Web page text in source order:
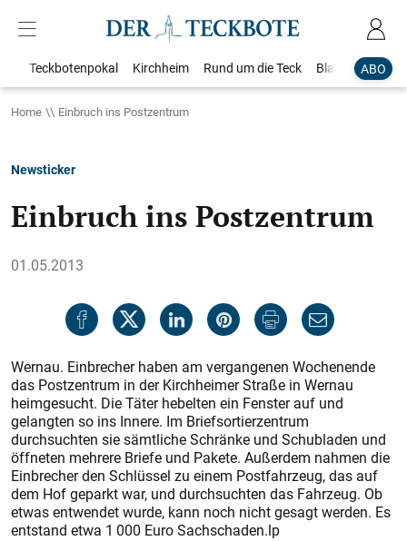
ABO
Teckbotenpokal Kirchheim Rund um die Teck Blaulicht
Home Einbruch ins Postzentrum
Newsticker
Einbruch ins Postzentrum
01.05.2013
Wernau. Einbrecher haben am vergangenen Wochenende
das Postzentrum in der Kirchheimer Straße in Wernau
heimgesucht. Die Täter hebelten ein Fenster auf und
gelangten so ins Innere. Im Briefsortierzentrum
durchsuchten sie sämtliche Schränke und Schubladen und
öffneten mehrere Briefe und Pakete. Außerdem nahmen die
Einbrecher den Schlüssel zu einem Postfahrzeug, das auf
dem Hof geparkt war, und durchsuchten das Fahrzeug. Ob
etwas entwendet wurde, kann noch nicht gesagt werden. Es
entstand etwa 1 000 Euro Sachschaden.lp